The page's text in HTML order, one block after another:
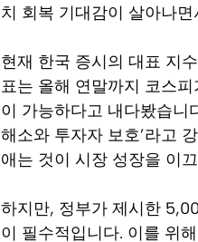
치 회복 기대감이 살아나
현재 한국 증시의 대표 지
표는 올해 연말까지 코스
이 가능하다고 내다봤습니
해소와 투자자 보호’라고
애는 것이 시장 성장을 이
하지만, 정부가 제시한
이 필수적입니다. 이를 위